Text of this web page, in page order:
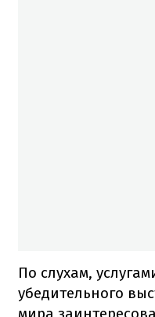
По слухам,
убедительного
мира